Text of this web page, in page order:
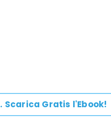
. Scarica Gratis l'Ebook!